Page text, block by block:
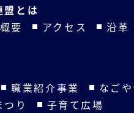
盟とは
概要 アクセス 沿革
職業紹介事業
なご
り
子育て広場